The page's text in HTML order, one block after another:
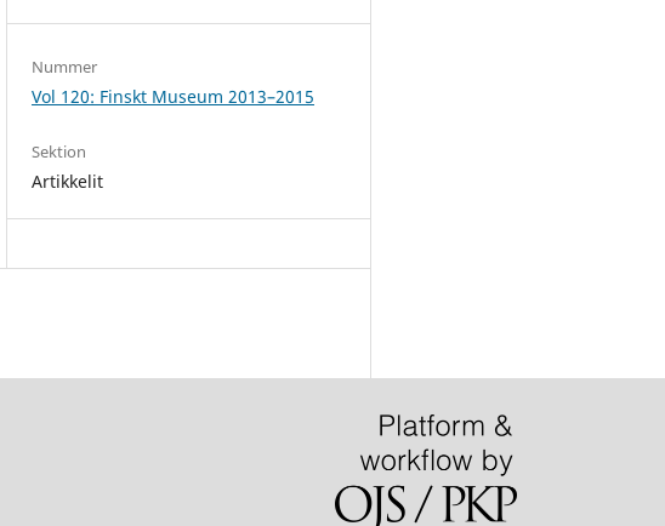
Nummer
Vol 120: Finskt Museum 2013–2015
Sektion
Artikkelit